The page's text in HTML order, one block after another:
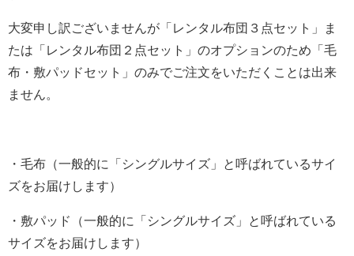
大変申し訳ございませんが「レンタル布団３点セット」ま
たは「レンタル布団２点セット」のオプションのため「毛
布・敷パッドセット」のみでご注文をいただくことは出来
ません。
・毛布（一般的に「シングルサイズ」と呼ばれているサイ
ズをお届けします）
・敷パッド（一般的に「シングルサイズ」と呼ばれている
サイズをお届けします）